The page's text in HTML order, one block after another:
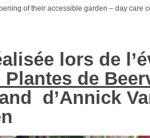
of their accessible garden – day care
lors de
de
d’Annick